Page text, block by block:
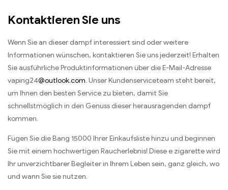
Kontaktieren Sie uns
Wenn Sie an dieser dampf interessiert sind oder weitere
Informationen wünschen, kontaktieren Sie uns jederzeit! Erhalten
Sie ausführliche Produktinformationen über die E-Mail-Adresse
vaping24@outlook.com. Unser Kundenserviceteam steht bereit,
um Ihnen den besten Service zu bieten, damit Sie
schnellstmöglich in den Genuss dieser herausragenden dampf
kommen.
Fügen Sie die Bang 15000 Ihrer Einkaufsliste hinzu und beginnen
Sie mit einem hochwertigen Raucherlebnis! Diese e zigarette wird
Ihr unverzichtbarer Begleiter in Ihrem Leben sein, ganz gleich, wo
und wann Sie sie nutzen.